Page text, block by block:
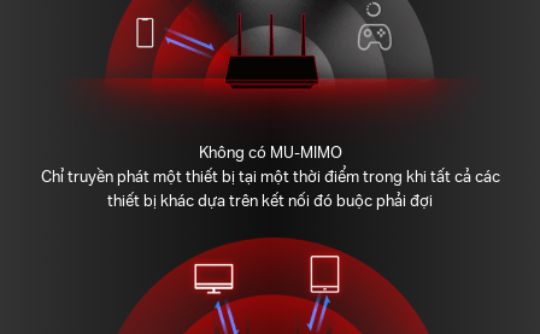
Không có MU-MIMO
Chỉ truyền phát một thiết bị tại một thời điểm trong khi tất cả các
thiết bị khác dựa trên kết nối đó buộc phải đợi